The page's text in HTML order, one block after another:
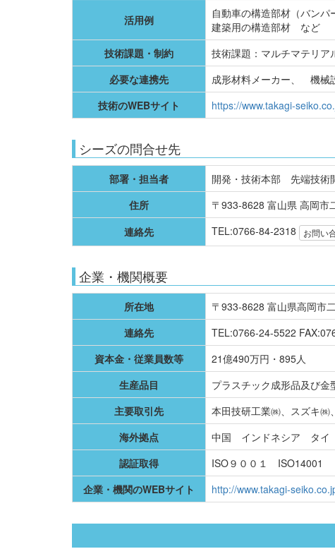
活用例
自動車の構造部材（バンパ
建築用の構造部材 など
技術課題・制約
技術課題：マルチマテリ
必要な連携先
成形材料メーカー、 機械
技術のWEBサイト
https://www.takagi-
シーズの問合せ先
部署・担当者
開発・技術本部 先端技術
住所
〒933-8628 富山県 高岡市
連絡先
TEL:0766-84-2318 お問い
企業・機関概要
所在地
〒933-8628 富山県高岡市
連絡先
TEL:0766-24-5522
資本金・従業員数等
21億490万円・895人
生産品目
プラスチック成形品及び金
主要取引先
本田技研工業㈱、スズキ㈱
海外拠点
中国 インドネシア タイ
認証取得
ISO９００１ ISO14001
企業・機関のWEBサイト
http://www.takagi-